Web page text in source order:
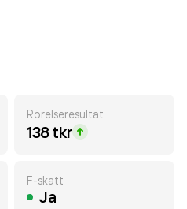
Rörelseresultat
138 tkr
F-skatt
Ja